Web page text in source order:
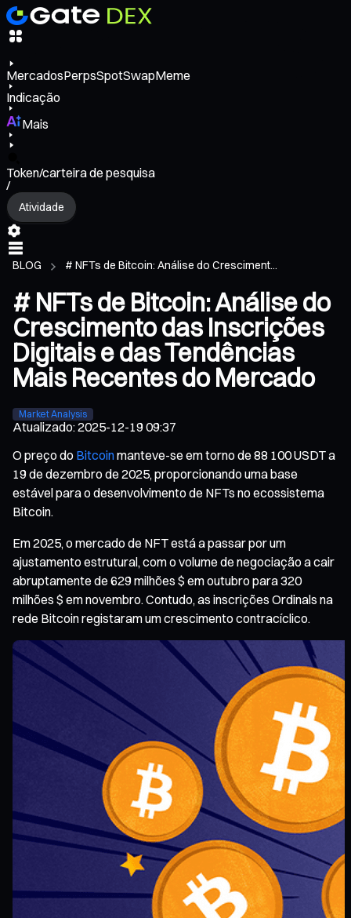
MercadosPerpsSpotSwapMeme
Indicação
Mais
Token/carteira de pesquisa
/
Atividade
BLOG # NFTs de Bitcoin: Análise do Cresciment...
# NFTs de Bitcoin: Análise do
Crescimento das Inscrições
Digitais e das Tendências
Mais Recentes do Mercado
Market Analysis
Atualizado:2025-12-19 09:37
O preço do Bitcoinmanteve-se em torno de 88 100 USDT a
19 de dezembro de 2025, proporcionando uma base
estável para o desenvolvimento de NFTs no ecossistema
Bitcoin.
Em 2025, o mercado de NFT está a passar por um
ajustamento estrutural, com o volume de negociação a cair
abruptamente de 629 milhões $ em outubro para 320
milhões $ em novembro. Contudo, as inscrições Ordinals na
rede Bitcoin registaram um crescimento contracíclico.